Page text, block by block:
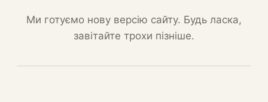
Ми готуємо нову версію сайту. Будь ласка,
завітайте трохи пізніше.